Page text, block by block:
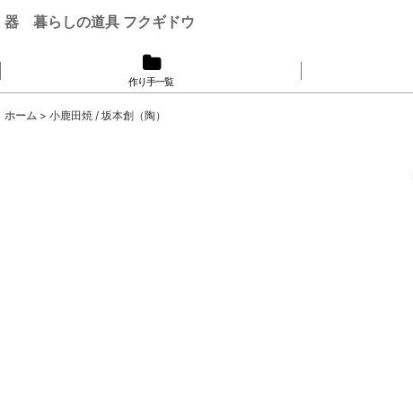
器 暮らしの道具 フクギドウ
作り手一覧
ホーム > 小鹿田焼 / 坂本創（陶）